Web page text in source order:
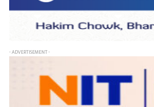
- ADVERTISEMENT -